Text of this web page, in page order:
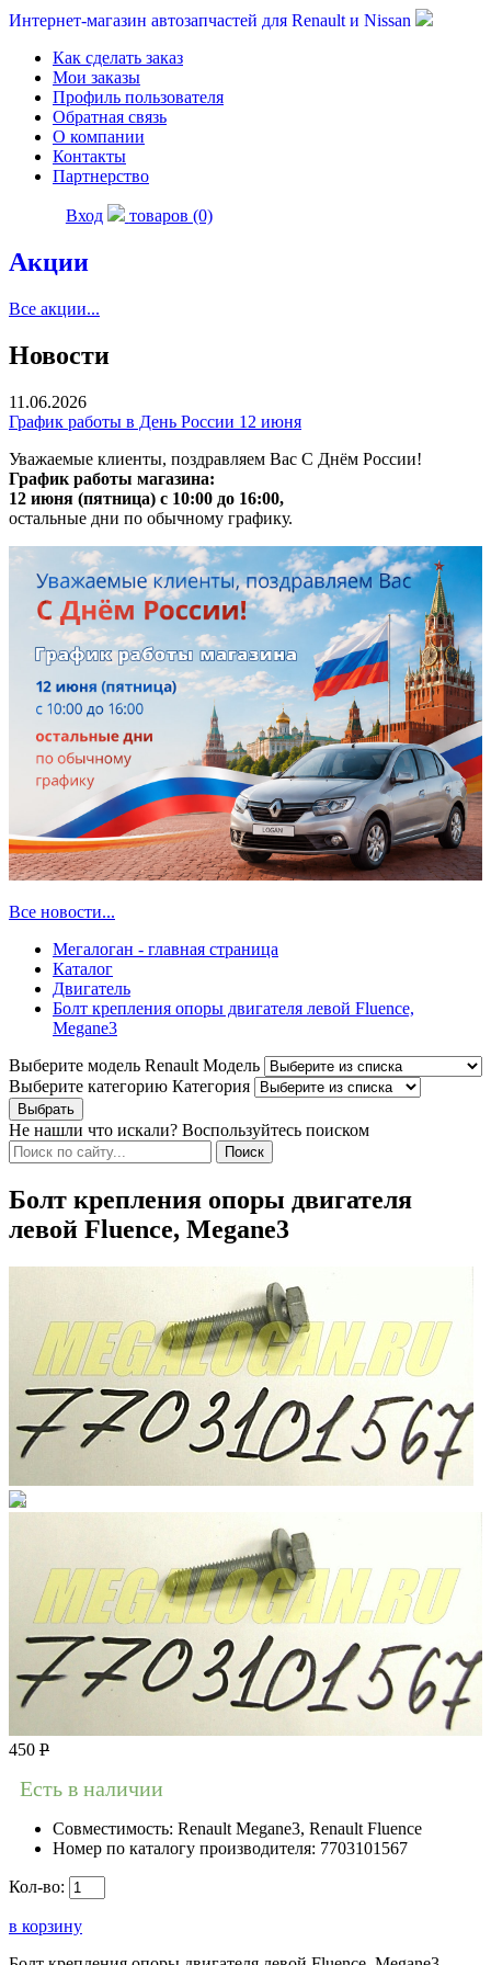
Интернет-магазин автозапчастей для Renault и Nissan
Как сделать заказ
Мои заказы
Профиль пользователя
Обратная связь
О компании
Контакты
Партнерство
Вход товаров (0)
Акции
Все акции...
Новости
11.06.2026
График работы в День России 12 июня
Уважаемые клиенты, поздравляем Вас С Днём России!
График работы магазина:
12 июня (пятница) с 10:00 до 16:00,
остальные дни по обычному графику.
Все новости...
Мегалоган - главная страница
Каталог
Двигатель
Болт крепления опоры двигателя левой Fluence,
Megane3
Выберите модель Renault Модель
Выберите категорию Категория
Не нашли что искали? Воспользуйтесь поиском
Болт крепления опоры двигателя
левой Fluence, Megane3
450 Р
Есть в наличии
Совместимость: Renault Megane3, Renault Fluence
Номер по каталогу производителя: 7703101567
Кол-во:
в корзину